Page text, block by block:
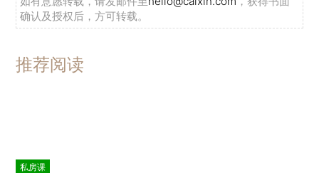
确认及授权后，方可转载。
推荐阅读
私房课